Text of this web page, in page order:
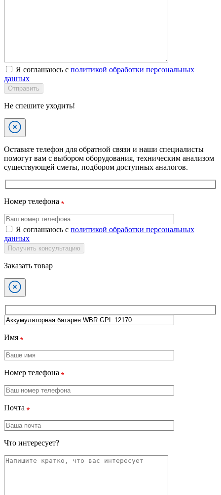
Я соглашаюсь с политикой обработки персональных
данных
Отправить
Не спешите уходить!
Оставьте телефон для обратной связи и наши специалисты
помогут вам с выбором оборудования, техническим анализом
существующей сметы, подбором доступных аналогов.
Номер телефона
Я соглашаюсь с политикой обработки персональных
данных
Получить консультацию
Заказать товар
Имя
Номер телефона
Почта
Что интересует?